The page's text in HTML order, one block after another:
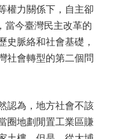
權力關係下，自主卻
當今臺灣民主改革的
史脈絡和社會基礎，
社會轉型的第二個問
認為，地方社會不該
圈地劃閒置工業區賺